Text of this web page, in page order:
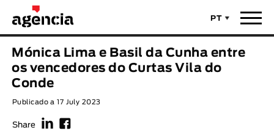
PT
Notícias
Filmes
TÍTULO ORIGINAL
TÍTULO PORTUGUÊS
Mónica Lima e Basil da Cunha entre
os vencedores do Curtas Vila do
Conde
Publicado a 17 July 2023
Share f F